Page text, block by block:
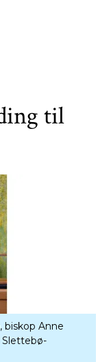
til
biskop Anne
Slettebø-